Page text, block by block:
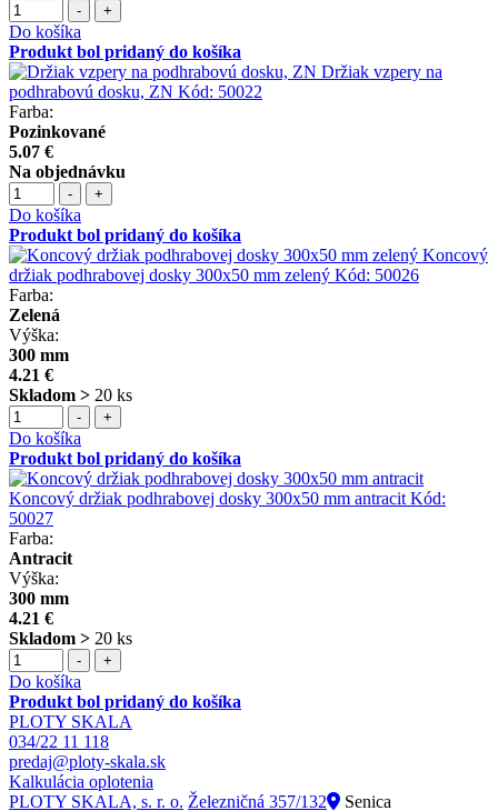
- +
Do košíka
Produkt bol pridaný do košíka
Držiak vzpery na
podhrabovú dosku, ZN Kód: 50022
Farba:
Pozinkované
5.07 €
Na objednávku
- +
Do košíka
Produkt bol pridaný do košíka
Koncový
držiak podhrabovej dosky 300x50 mm zelený Kód: 50026
Farba:
Zelená
Výška:
300 mm
4.21 €
Skladom > 20 ks
- +
Do košíka
Produkt bol pridaný do košíka
Koncový držiak podhrabovej dosky 300x50 mm antracit Kód:
50027
Farba:
Antracit
Výška:
300 mm
4.21 €
Skladom > 20 ks
- +
Do košíka
Produkt bol pridaný do košíka
PLOTY SKALA
034/22 11 118
predaj@ploty-skala.sk
Kalkulácia oplotenia
PLOTY SKALA, s. r. o. Železničná 357/132 Senica